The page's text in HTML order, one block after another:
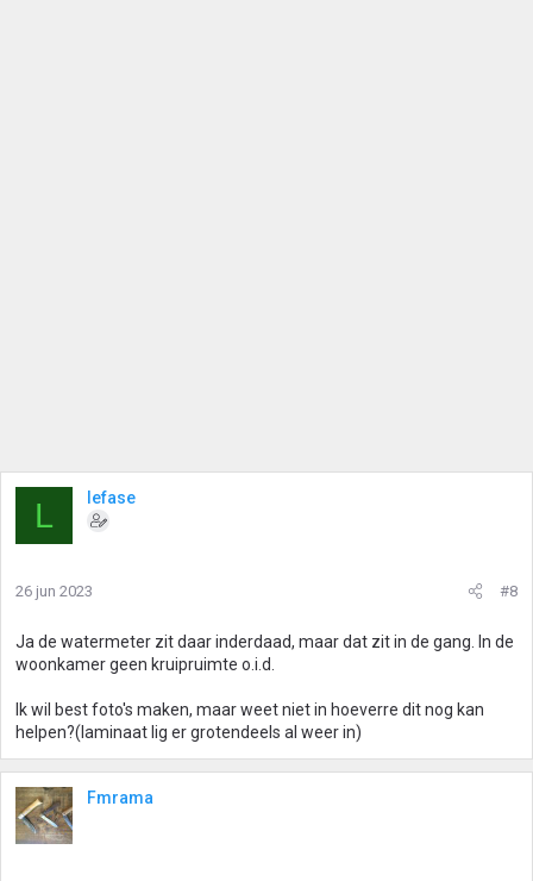
L lefase
26 jun 2023 #8
Ja de watermeter zit daar inderdaad, maar dat zit in de gang. In de
woonkamer geen kruipruimte o.i.d.
Ik wil best foto's maken, maar weet niet in hoeverre dit nog kan
helpen?(laminaat lig er grotendeels al weer in)
Fmrama